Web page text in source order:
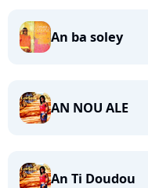
An ba soley
AN NOU ALE
An Ti Doudou